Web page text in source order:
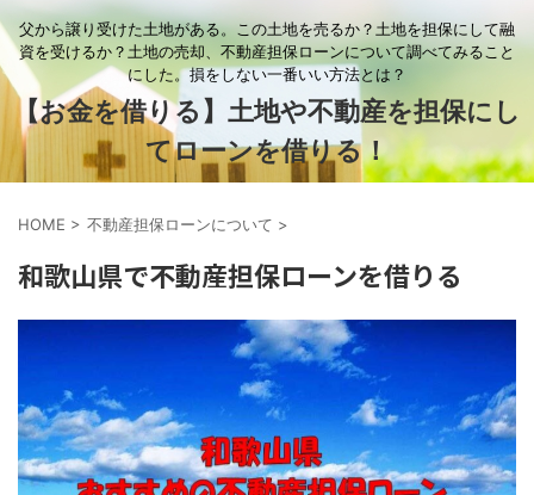
父から譲り受けた土地がある。この土地を売るか？土地を担保にして融
資を受けるか？土地の売却、不動産担保ローンについて調べてみること
にした。損をしない一番いい方法とは？
【お金を借りる】土地や不動産を担保にし
てローンを借りる！
HOME > 不動産担保ローンについて >
和歌山県で不動産担保ローンを借りる